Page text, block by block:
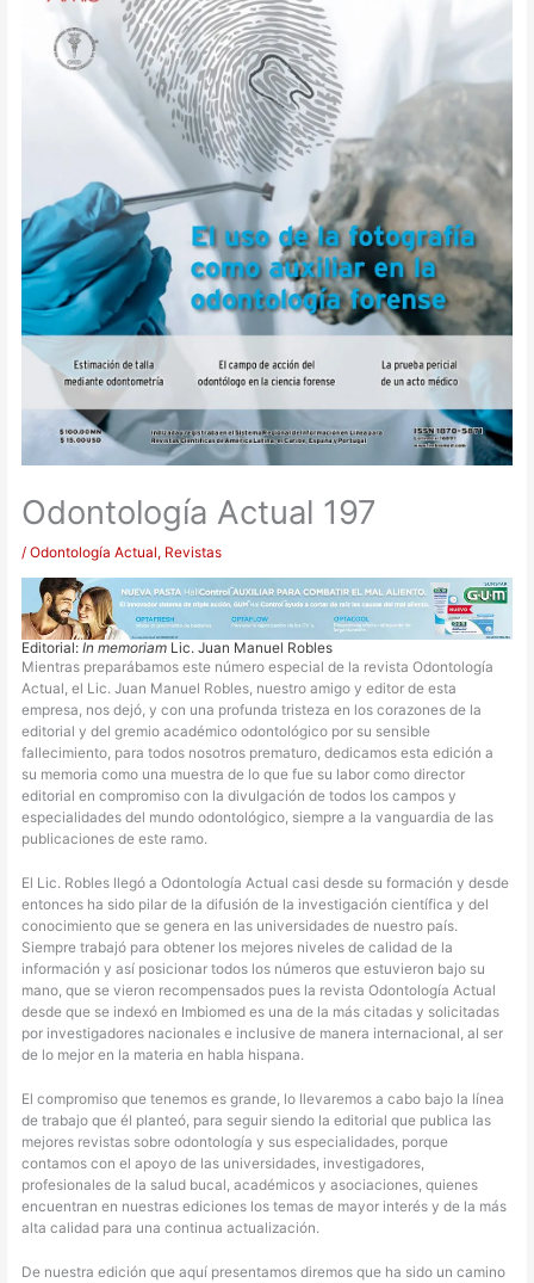
Odontología Actual 197
/Odontología Actual, Revistas
Editorial:In memoriam Lic. Juan Manuel Robles
Mientras preparábamos este número especial de la revista Odontología
Actual, el Lic. Juan Manuel Robles, nuestro amigo y editor de esta
empresa, nos dejó, y con una profunda tristeza en los corazones de la
editorial y del gremio académico odontológico por su sensible
fallecimiento, para todos nosotros prematuro, dedicamos esta edición a
su memoria como una muestra de lo que fue su labor como director
editorial en compromiso con la divulgación de todos los campos y
especialidades del mundo odontológico, siempre a la vanguardia de las
publicaciones de este ramo.
El Lic. Robles llegó a Odontología Actual casi desde su formación y desde
entonces ha sido pilar de la difusión de la investigación científica y del
conocimiento que se genera en las universidades de nuestro país.
Siempre trabajó para obtener los mejores niveles de calidad de la
información y así posicionar todos los números que estuvieron bajo su
mano, que se vieron recompensados pues la revista Odontología Actual
desde que se indexó en Imbiomed es una de la más citadas y solicitadas
por investigadores nacionales e inclusive de manera internacional, al ser
de lo mejor en la materia en habla hispana.
El compromiso que tenemos es grande, lo llevaremos a cabo bajo la línea
de trabajo que él planteó, para seguir siendo la editorial que publica las
mejores revistas sobre odontología y sus especialidades, porque
contamos con el apoyo de las universidades, investigadores,
profesionales de la salud bucal, académicos y asociaciones, quienes
encuentran en nuestras ediciones los temas de mayor interés y de la más
alta calidad para una continua actualización.
De nuestra edición que aquí presentamos diremos que ha sido un camino